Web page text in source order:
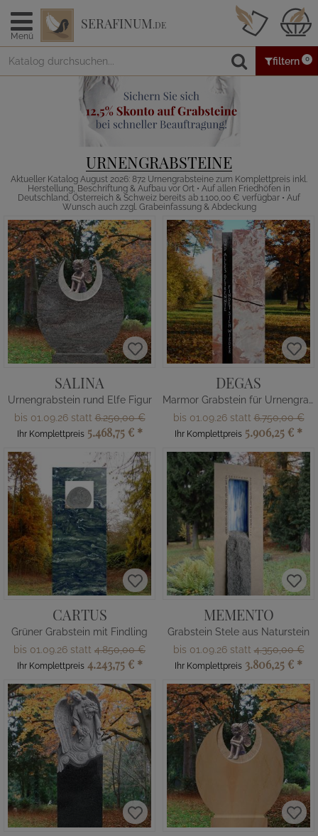
Menü
SERAFINUM.DE
filtern 0
URNENGRABSTEINE
Aktueller Katalog August 2026: 872 Urnengrabsteine zum Komplettpreis inkl.
Herstellung, Beschriftung & Aufbau vor Ort • Auf allen Friedhöfen in
Deutschland, Österreich & Schweiz bereits ab 1.100,00 € verfügbar • Auf
Wunsch auch zzgl. Grabeinfassung & Abdeckung
SALINA
Urnengrabstein rund Elfe Figur
bis 01.09.26 statt6.250,00 €
Ihr Komplettpreis 5.468,75 € *
DEGAS
Marmor Grabstein für Urnengrab
bis 01.09.26 statt6.750,00 €
Ihr Komplettpreis 5.906,25 € *
CARTUS
Grüner Grabstein mit Findling
bis 01.09.26 statt 4.850,00 €
Ihr Komplettpreis 4.243,75 € *
MEMENTO
Grabstein Stele aus Naturstein
bis 01.09.26 statt4.350,00 €
Ihr Komplettpreis 3.806,25 € *